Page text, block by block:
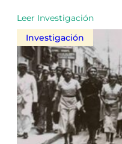
Leer Investigación
Investigación